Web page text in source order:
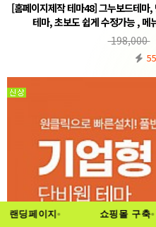
딩페이지 쇼핑몰 구축
[홈페이지제작 테마48] 그누보드테마
테마, 초보도 쉽게 수정가능 ,
① 그누보드 테마 설치후 (테마)sample48 선
의사항※ 기본5.6 정식버전을 기반으로 작업
본폴
198,000